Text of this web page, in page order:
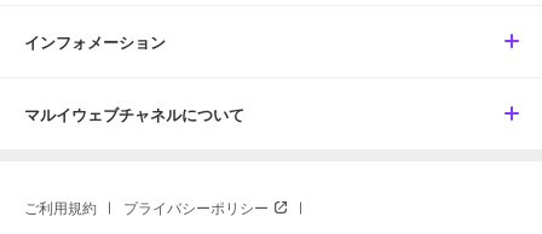
インフォメーション
マルイウェブチャネルについて
ご利用規約 プライバシーポリシー